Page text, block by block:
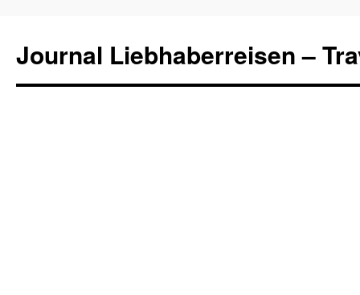
Journal Liebhaberreisen –